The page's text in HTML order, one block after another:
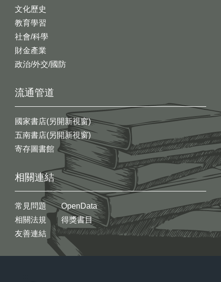
文化歷史
教育學習
社會/科學
財金產業
政治/外交/國防
流通管道
國家書店(另開新視窗)
五南書店(另開新視窗)
寄存圖書館
相關連結
常見問題
相關法規
友善連結
OpenData
得獎書目